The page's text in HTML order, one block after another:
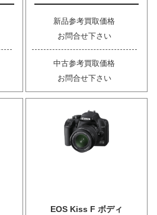
新品参考買取価格
お問合せ下さい
中古参考買取価格
お問合せ下さい
EOS Kiss F ボディ